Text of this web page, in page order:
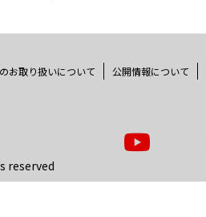
お取り扱いについて 公開情報について
reserved